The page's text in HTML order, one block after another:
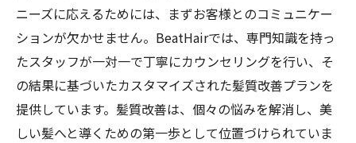
髪質改善を通じて叶える理想のヘアスタイル
髪質改善で実現する多様なヘアスタイル
理想の髪型を支える健康な髪質
髪質改善が叶えるスタイリングの自由
BeatHairが提案するトレンドスタイル
ニーズに応えるためには、まずお客様とのコミュニケー
ションが欠かせません。BeatHairでは、専門知識を持っ
たスタッフが一対一で丁寧にカウンセリングを行い、そ
の結果に基づいたカスタマイズされた髪質改善プランを
提供しています。髪質改善は、個々の悩みを解消し、美
しい髪へと導くための第一歩として位置づけられていま